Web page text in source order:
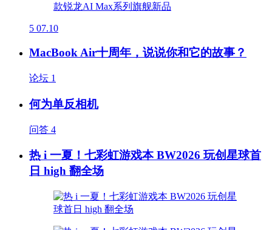
5 07.10
MacBook Air十周年，说说你和它的故事？
论坛 1
何为单反相机
问答 4
热 i 一夏！七彩虹游戏本 BW2026 玩创星球首
日 high 翻全场